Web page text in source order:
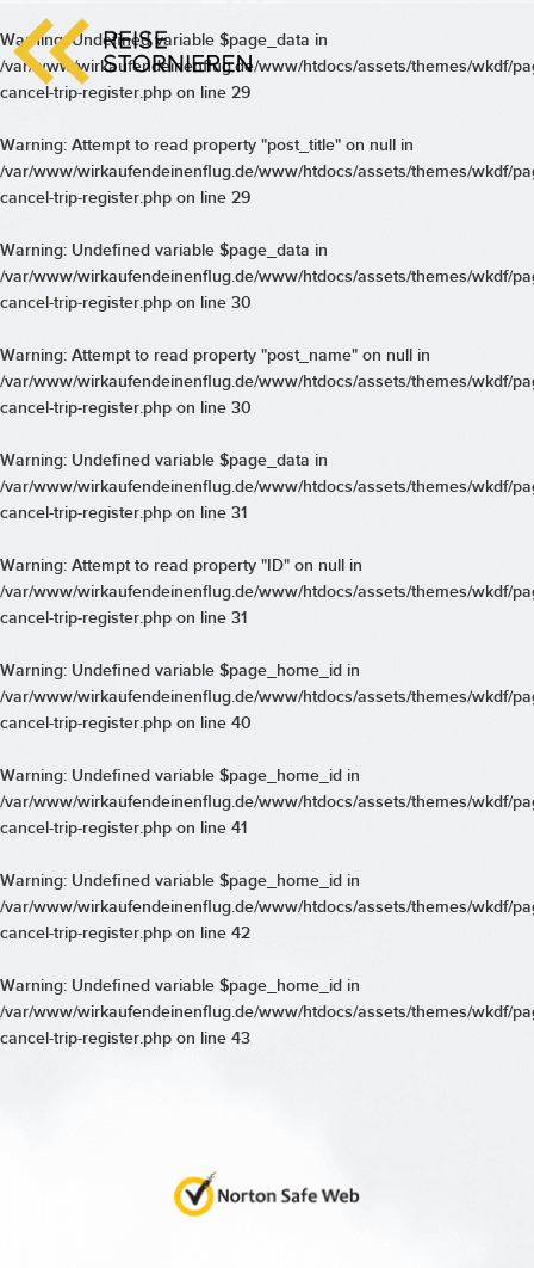
Warning: Undefined variable $page_data in
/var/www/wirkaufendeinenflug.de/www/htdocs/assets/themes/wkdf/
cancel-trip-register.php on line 29
Warning: Attempt to read property "post_title" on null in
/var/www/wirkaufendeinenflug.de/www/htdocs/assets/themes/wkdf/
cancel-trip-register.php on line 29
Warning: Undefined variable $page_data in
/var/www/wirkaufendeinenflug.de/www/htdocs/assets/themes/wkdf/
cancel-trip-register.php on line 30
Warning: Attempt to read property "post_name" on null in
/var/www/wirkaufendeinenflug.de/www/htdocs/assets/themes/wkdf/
cancel-trip-register.php on line 30
Warning: Undefined variable $page_data in
/var/www/wirkaufendeinenflug.de/www/htdocs/assets/themes/wkdf/
cancel-trip-register.php on line 31
Warning: Attempt to read property "ID" on null in
/var/www/wirkaufendeinenflug.de/www/htdocs/assets/themes/wkdf/
cancel-trip-register.php on line 31
Warning: Undefined variable $page_home_id in
/var/www/wirkaufendeinenflug.de/www/htdocs/assets/themes/wkdf/
cancel-trip-register.php on line 40
Warning: Undefined variable $page_home_id in
/var/www/wirkaufendeinenflug.de/www/htdocs/assets/themes/wkdf/
cancel-trip-register.php on line 41
Warning: Undefined variable $page_home_id in
/var/www/wirkaufendeinenflug.de/www/htdocs/assets/themes/wkdf/
cancel-trip-register.php on line 42
Warning: Undefined variable $page_home_id in
/var/www/wirkaufendeinenflug.de/www/htdocs/assets/themes/wkdf/
cancel-trip-register.php on line 43